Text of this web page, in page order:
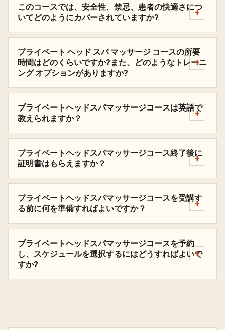
このコースでは、安全性、禁忌、患者の快適さにつ
いてどのようにカバーされていますか?
プライベート ヘッド スパ マッサージ コースの所要
時間はどのくらいですか?また、どのようなトレーニ
ング オプションがありますか?
プライベートヘッドスパマッサージコースは英語で
教えられますか？
プライベートヘッドスパマッサージコース終了後に
証明書はもらえますか？
プライベートヘッドスパマッサージコースを受講す
る前に何を準備すればよいですか？
プライベートヘッドスパマッサージコースを予約
し、スケジュールを選択するにはどうすればよいで
すか?